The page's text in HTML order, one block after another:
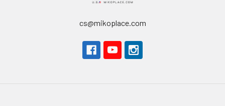
cs@mikoplace.com